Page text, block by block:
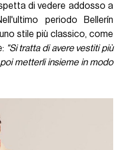
di vedere addosso a
periodo Bellerín
stile più classico, come
"Si tratta di avere vestiti più
metterli insieme in modo